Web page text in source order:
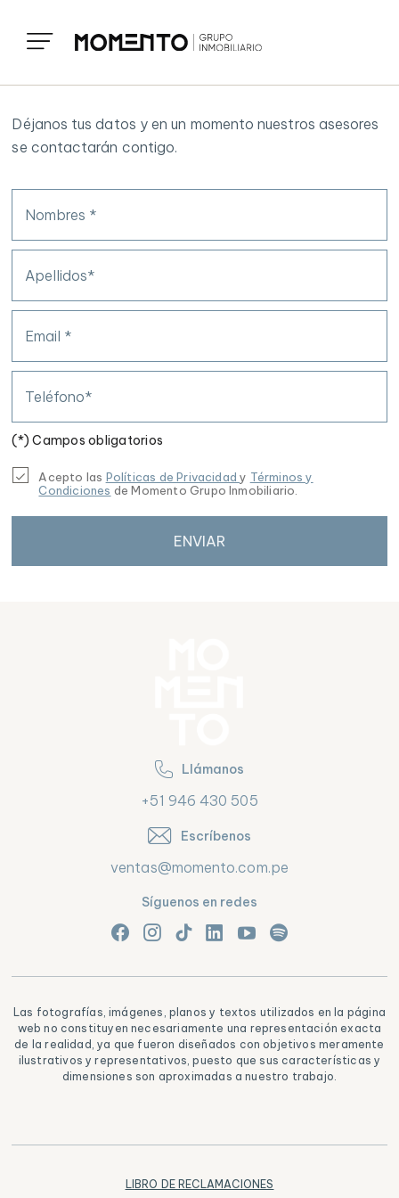
Déjanos tus datos y en un momento nuestros asesores
se contactarán contigo.
Nombres *
Apellidos*
Email *
Teléfono*
(*) Campos obligatorios
Acepto las Políticas de Privacidady Términos y
Condiciones de Momento Grupo Inmobiliario.
ENVIAR
Llámanos
+51 946 430 505
Escríbenos
ventas@momento.com.pe
Síguenos en redes
Las fotografías, imágenes, planos y textos utilizados en la página
web no constituyen necesariamente una representación exacta
de la realidad, ya que fueron diseñados con objetivos meramente
ilustrativos y representativos, puesto que sus características y
dimensiones son aproximadas a nuestro trabajo.
LIBRO DE RECLAMACIONES